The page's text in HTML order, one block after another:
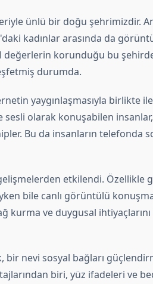
ünlü bir doğu şehrimizdir.
kadınlar arasında da
değerlerin korunduğu bu
durumda.
yaygınlaşmasıyla birlikte
olarak konuşabilen
Bu da insanların telefonda
etkilendi. Özellikle
bile canlı görüntülü
kurma ve duygusal
nevi sosyal bağları
biri, yüz ifadeleri ve